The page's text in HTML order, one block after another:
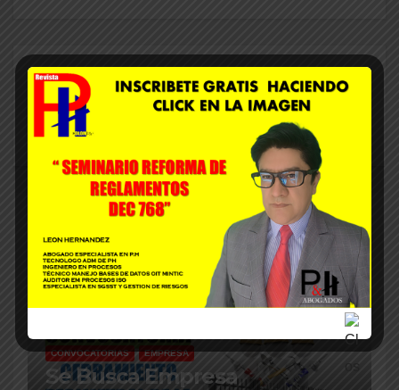
ByADMIN
CONVOCATORIAS EMPRESA
Se Busca Empresa